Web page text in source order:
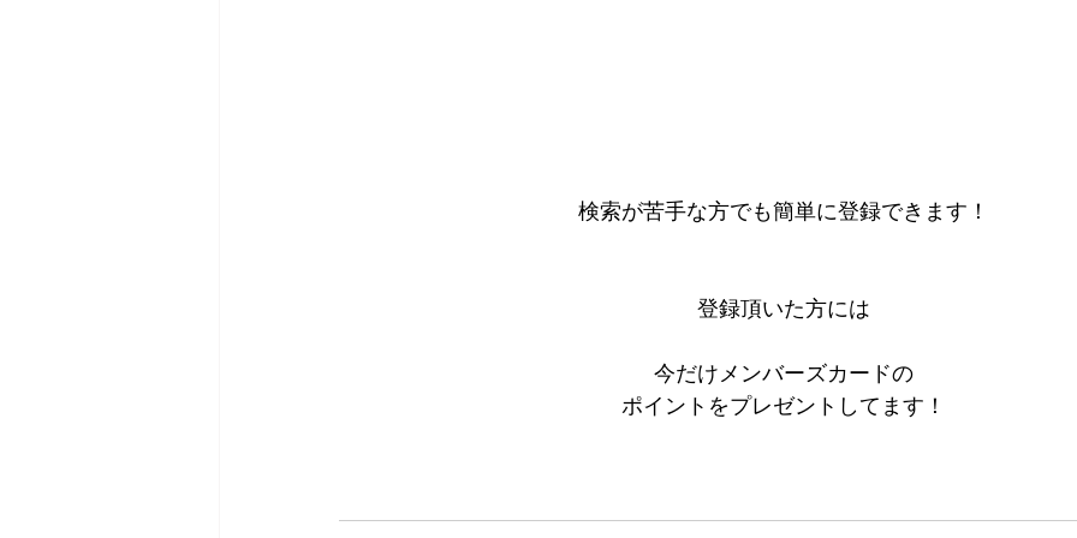
検索が苦手な方でも簡単に登録できます！
登録頂いた方には
今だけメンバーズカードの
ポイントをプレゼントしてます！